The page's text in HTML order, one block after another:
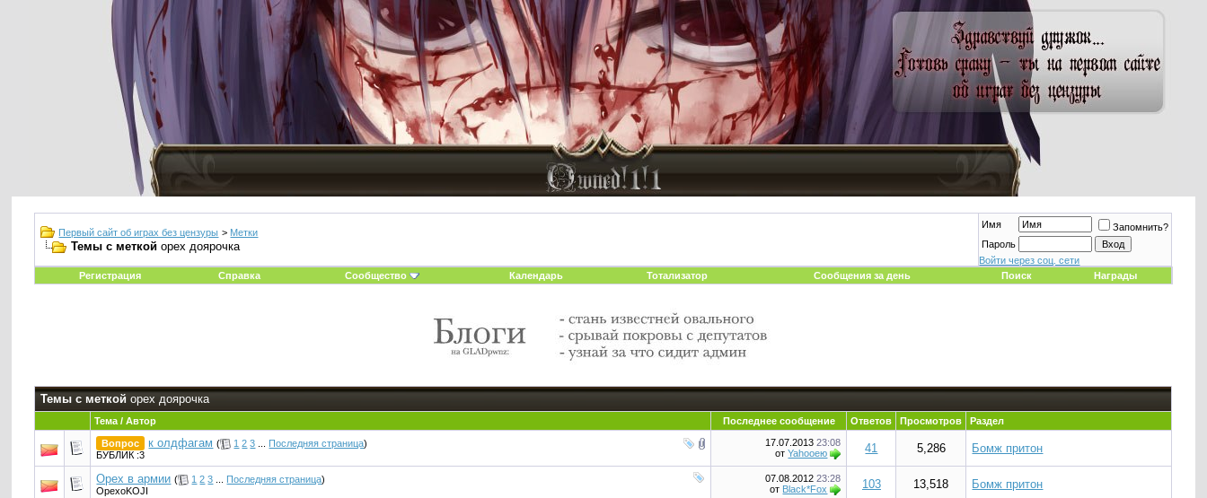
Первый сайт об играх без цензуры > Метки
Темы с меткойорех доярочка
Имя
Запомнить?
Пароль
Войти через соц. сети
Регистрация
Справка Сообщество Календарь Тотализатор Сообщения за день Поиск Награды
Темы с меткойорех доярочка
Тема / Автор Последнее сообщение Ответов Просмотров Раздел
Вопрос к олдфагам ( 1 2 3 Последняя страница)
БУБЛИК :3
17.07.201323:08
отYahooею 41 5,286 Бомж притон
Орех в армии ( 1 2 3 Последняя страница)
OpexoKOJI
07.08.201223:28
от Black*Fox 103 13,518 Бомж притон